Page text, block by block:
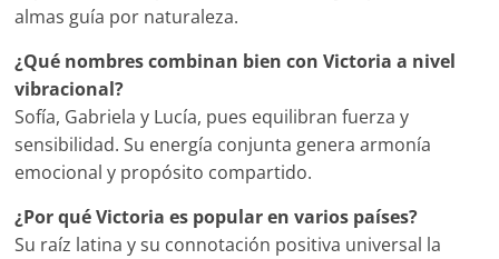
almas guía por naturaleza.
¿Qué nombres combinan bien con Victoria a nivel
vibracional?
Sofía, Gabriela y Lucía, pues equilibran fuerza y
sensibilidad. Su energía conjunta genera armonía
emocional y propósito compartido.
¿Por qué Victoria es popular en varios países?
Su raíz latina y su connotación positiva universal la